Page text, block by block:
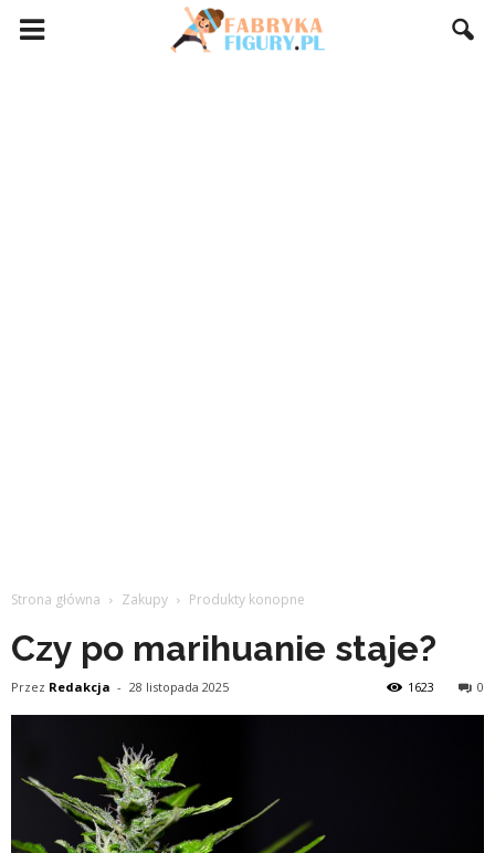
Strona główna Zakupy Produkty konopne
Czy po marihuanie staje?
Przez Redakcja - 28 listopada 2025 0
1623